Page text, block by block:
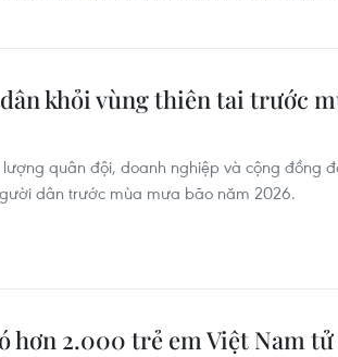
khỏi vùng thiên tai trước
quân đội, doanh nghiệp và cộng đồng
dân trước mùa mưa bão năm 2026.
hơn 2.000 trẻ em Việt Nam